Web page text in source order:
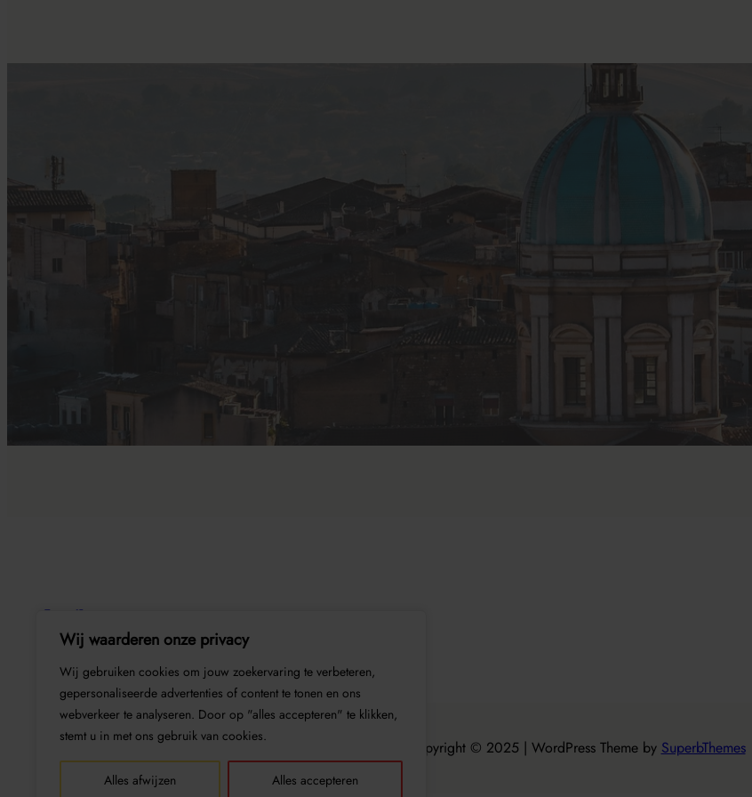
Wij waarderen onze privacy
Wij gebruiken cookies om jouw zoekervaring te verbeteren,
gepersonaliseerde advertenties of content te tonen en ons
webverkeer te analyseren. Door op "alles accepteren" te klikken,
stemt u in met ons gebruik van cookies.
Alles afwijzen Alles accepteren
Copyright © 2025 | WordPress Theme by SuperbThemes